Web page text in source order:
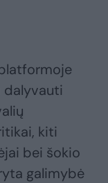
dalyvauti
kiti
bei šokio
galimybė